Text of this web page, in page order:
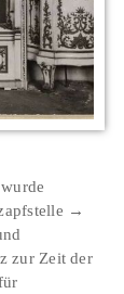
→
zur Zeit der